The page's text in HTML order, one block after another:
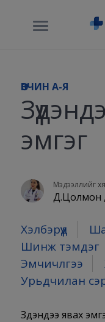
ӨВЧИН A-Я
эмгэг
Мэдээллийг
Д.Цолмон ,
Хэлбэрүүд
Шинж тэмдэг
Эмчичлгээ
Урьдчилан
Зүүдэндээ явах